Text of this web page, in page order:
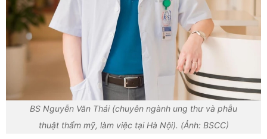
BS Nguyễn Văn Thái (chuyên ngành ung thư và phẫu
thuật thẩm mỹ, làm việc tại Hà Nội). (Ảnh: BSCC)